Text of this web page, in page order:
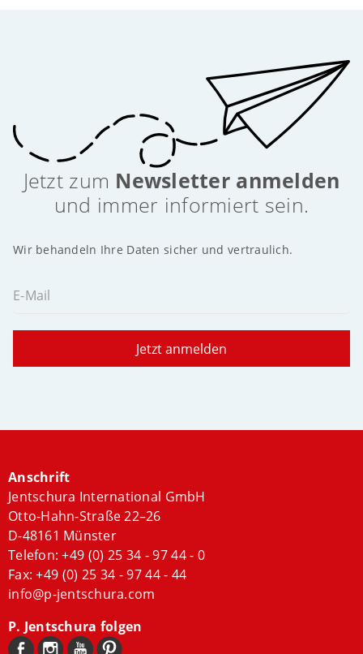
Jetzt zum Newsletter anmelden
und immer informiert sein.
Wir behandeln Ihre Daten sicher und vertraulich.
E-Mail
Jetzt anmelden
Anschrift
Jentschura International GmbH
Otto-Hahn-Straße 22–26
D-48161 Münster
Telefon:+49 (0) 25 34 - 97 44 - 0
Fax: +49 (0) 25 34 - 97 44 - 44
info@p-jentschura.com
P. Jentschura folgen